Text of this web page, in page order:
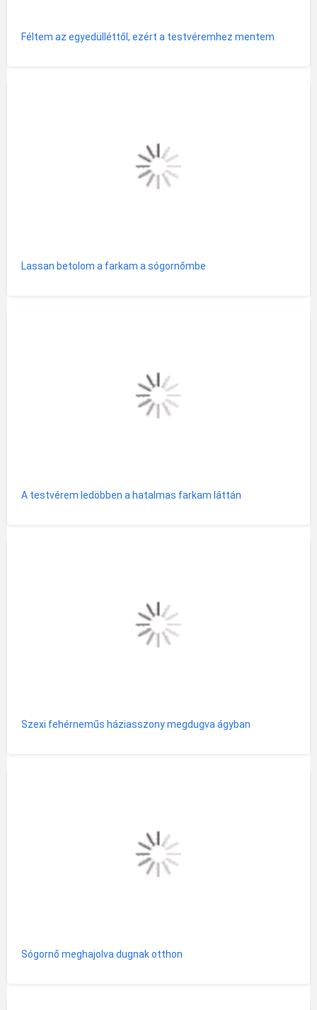
Féltem az egyedülléttől, ezért a testvéremhez mentem
Lassan betolom a farkam a sógornőmbe
A testvérem ledöbben a hatalmas farkam láttán
Szexi fehérneműs háziasszony megdugva ágyban
Sógornő meghajolva dugnak otthon